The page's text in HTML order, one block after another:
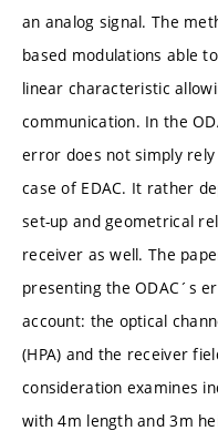
an analog signal. The
based modulations able
linear characteristic
communication. In the
error does not simply
case of EDAC. It rather
set-up and geometrical
receiver as well. The
presenting the ODAC´s
account: the optical
(HPA) and the receiver
consideration examines
with 4m length and 3m